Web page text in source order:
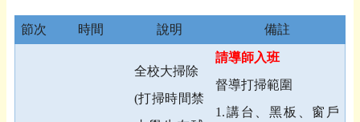
節次 時間 說明 備註
全校大掃除
(打掃時間禁
請導師入班
督導打掃範圍
1.講台、黑板、窗戶